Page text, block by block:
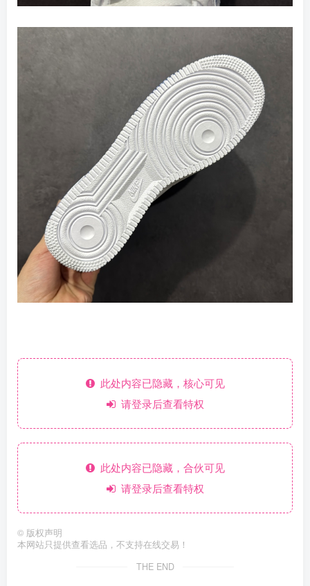
此处内容已隐藏，核心可见
请登录后查看特权
此处内容已隐藏，合伙可见
请登录后查看特权
© 版权声明
本网站只提供查看选品，不支持在线交易！
THE END